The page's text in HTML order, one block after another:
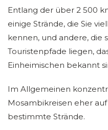
Entlang der über 2 500
einige Strände, die Sie
kennen, und andere, die
Touristenpfade liegen,
Einheimischen bekannt
Im Allgemeinen
Mosambikreisen eher
bestimmte Strände.